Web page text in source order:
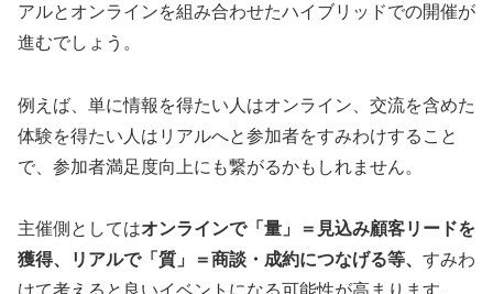
アルとオンラインを組み合わせたハイブリッドでの開催が
進むでしょう。
例えば、単に情報を得たい人はオンライン、交流を含めた
体験を得たい人はリアルへと参加者をすみわけすること
で、参加者満足度向上にも繋がるかもしれません。
主催側としてはオンラインで「量」＝見込み顧客リードを
獲得、リアルで「質」＝商談・成約につなげる等、 すみわ